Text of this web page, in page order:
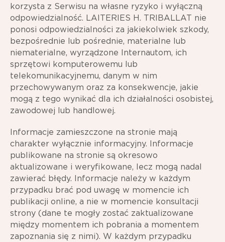
korzysta z Serwisu na własne ryzyko i wyłączną
odpowiedzialność. LAITERIES H. TRIBALLAT nie
ponosi odpowiedzialności za jakiekolwiek szkody,
bezpośrednie lub pośrednie, materialne lub
niematerialne, wyrządzone Internautom, ich
sprzętowi komputerowemu lub
telekomunikacyjnemu, danym w nim
przechowywanym oraz za konsekwencje, jakie
mogą z tego wynikać dla ich działalności osobistej,
zawodowej lub handlowej.
Informacje zamieszczone na stronie mają
charakter wyłącznie informacyjny. Informacje
publikowane na stronie są okresowo
aktualizowane i weryfikowane, lecz mogą nadal
zawierać błędy. Informacje należy w każdym
przypadku brać pod uwagę w momencie ich
publikacji online, a nie w momencie konsultacji
strony (dane te mogły zostać zaktualizowane
między momentem ich pobrania a momentem
zapoznania się z nimi). W każdym przypadku